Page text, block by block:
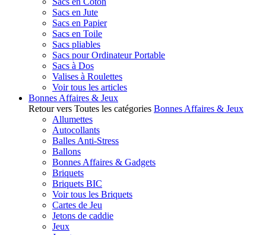
Sacs en Jute
Sacs en Papier
Sacs en Toile
Sacs pliables
Sacs pour Ordinateur Portable
Sacs à Dos
Valises à Roulettes
Voir tous les articles
Bonnes Affaires & Jeux
Retour vers Toutes les catégories Bonnes Affaires & Jeux
Allumettes
Autocollants
Balles Anti-Stress
Ballons
Bonnes Affaires & Gadgets
Briquets
Briquets BIC
Voir tous les Briquets
Cartes de Jeu
Jetons de caddie
Jeux